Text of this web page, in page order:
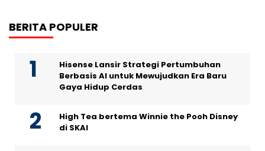
BERITA POPULER
Hisense Lansir Strategi Pertumbuhan
Berbasis AI untuk Mewujudkan Era Baru
Gaya Hidup Cerdas
High Tea bertema Winnie the Pooh Disney
di SKAI